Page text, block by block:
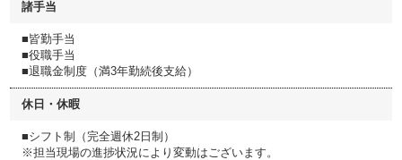
諸手当
■皆勤手当
■役職手当
■退職金制度（満3年勤続後支給）
休日・休暇
■シフト制（完全週休2日制）
※担当現場の進捗状況により変動はございます。